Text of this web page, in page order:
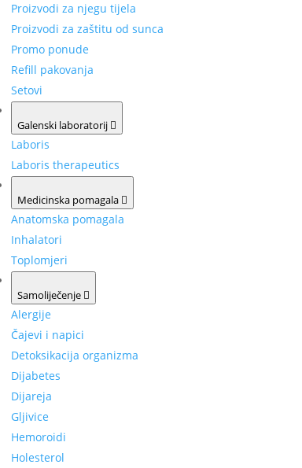
Proizvodi za njegu tijela
Proizvodi za zaštitu od sunca
Promo ponude
Refill pakovanja
Setovi
Galenski laboratorij
Laboris
Laboris therapeutics
Medicinska pomagala
Anatomska pomagala
Inhalatori
Toplomjeri
Samoliječenje
Alergije
Čajevi i napici
Detoksikacija organizma
Dijabetes
Dijareja
Gljivice
Hemoroidi
Holesterol